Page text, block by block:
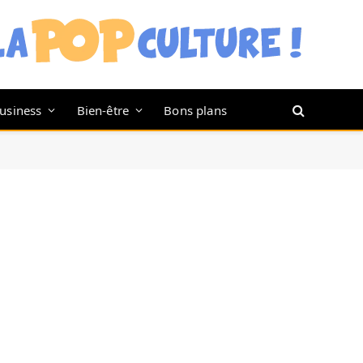
Bien-être Bons plans